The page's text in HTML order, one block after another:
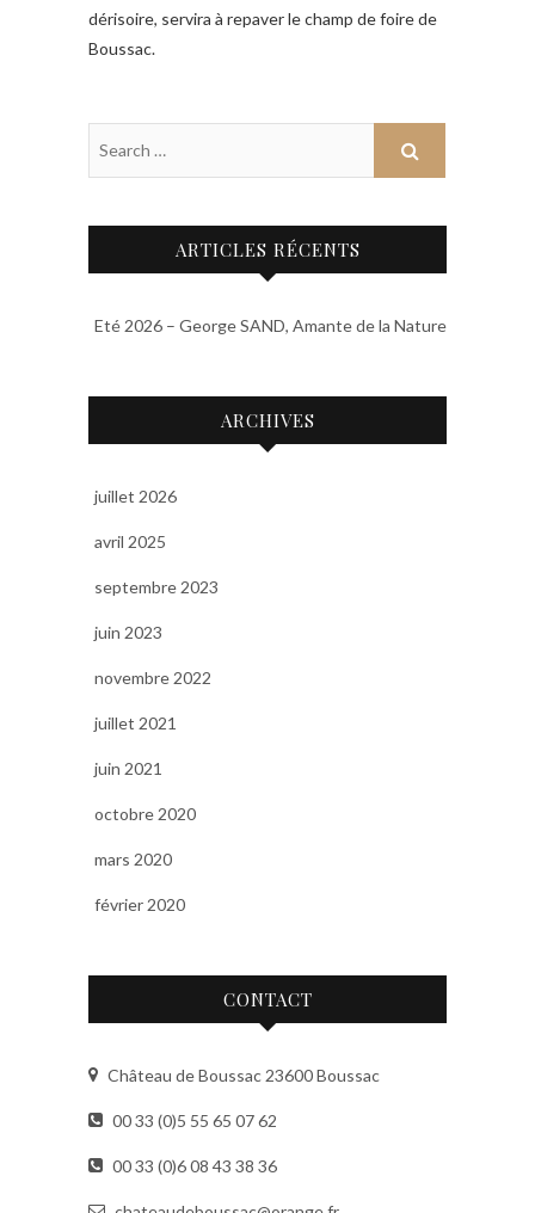
dérisoire, servira à repaver le champ de foire de
Boussac.
ARTICLES RÉCENTS
Eté 2026 – George SAND, Amante de la Nature
ARCHIVES
juillet 2026
avril 2025
septembre 2023
juin 2023
novembre 2022
juillet 2021
juin 2021
octobre 2020
mars 2020
février 2020
CONTACT
Château de Boussac 23600 Boussac
00 33 (0)5 55 65 07 62
00 33 (0)6 08 43 38 36